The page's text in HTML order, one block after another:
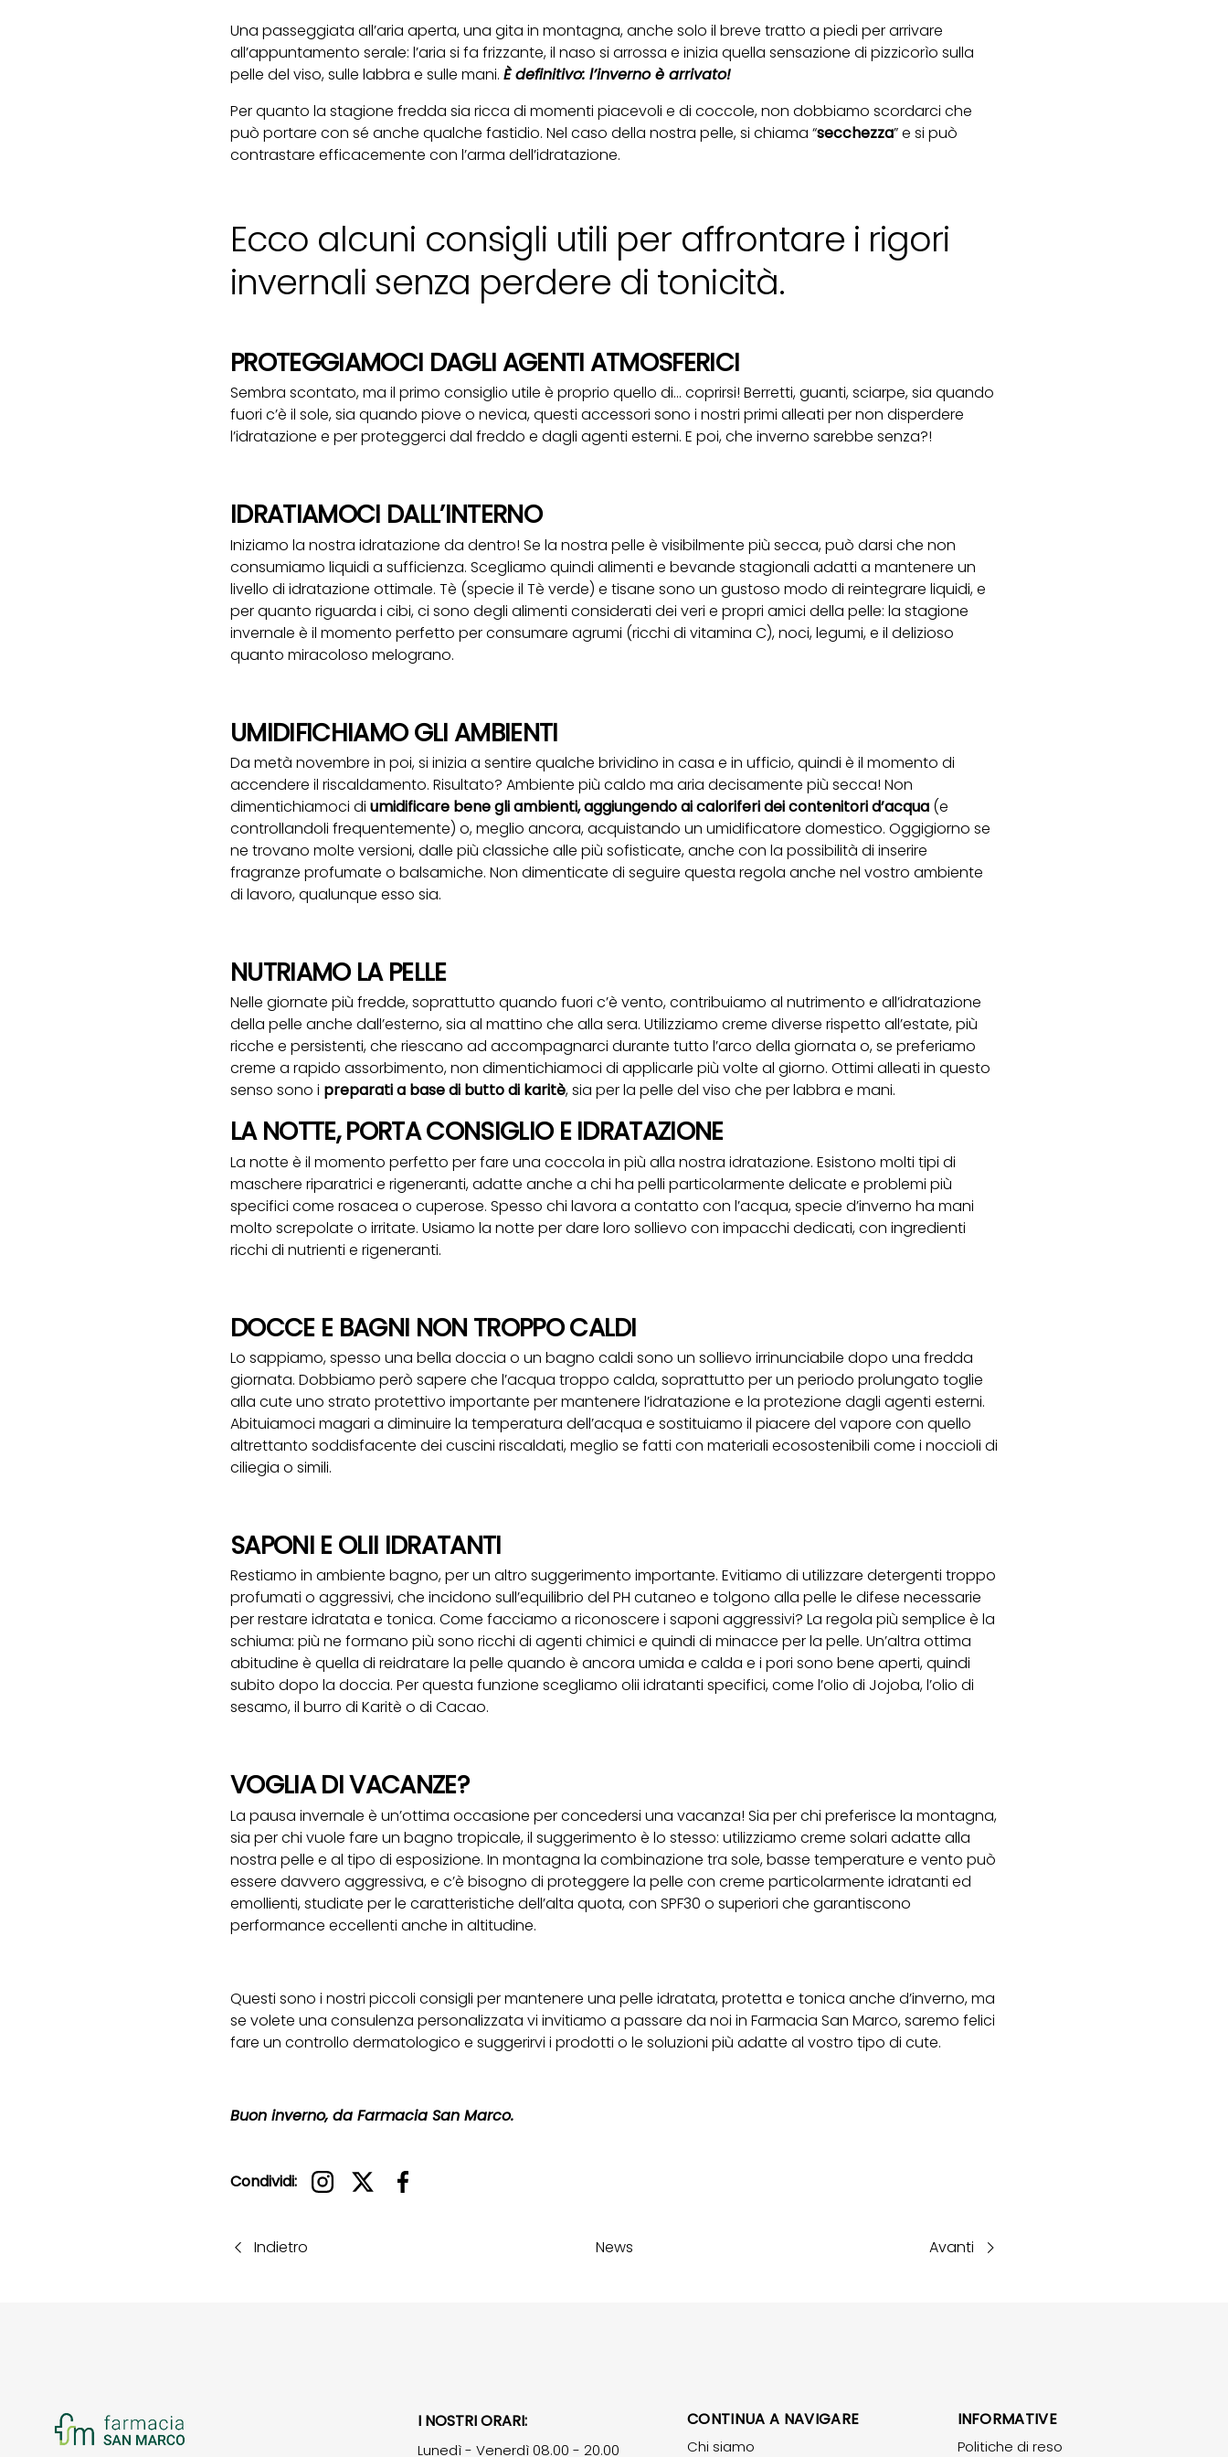
Una passeggiata all’aria aperta, una gita in montagna, anche solo il breve tratto a piedi per arrivare
all’appuntamento serale: l’aria si fa frizzante, il naso si arrossa e inizia quella sensazione di pizzicorìo sulla
pelle del viso, sulle labbra e sulle mani. È definitivo: l’inverno è arrivato!
Per quanto la stagione fredda sia ricca di momenti piacevoli e di coccole, non dobbiamo scordarci che
può portare con sé anche qualche fastidio. Nel caso della nostra pelle, si chiama “secchezza” e si può
contrastare efficacemente con l’arma dell’idratazione.
Ecco alcuni consigli utili per affrontare i rigori
invernali senza perdere di tonicità.
PROTEGGIAMOCI DAGLI AGENTI ATMOSFERICI
Sembra scontato, ma il primo consiglio utile è proprio quello di… coprirsi! Berretti, guanti, sciarpe, sia quando
fuori c’è il sole, sia quando piove o nevica, questi accessori sono i nostri primi alleati per non disperdere
l’idratazione e per proteggerci dal freddo e dagli agenti esterni. E poi, che inverno sarebbe senza?!
IDRATIAMOCI DALL’INTERNO
Iniziamo la nostra idratazione da dentro! Se la nostra pelle è visibilmente più secca, può darsi che non
consumiamo liquidi a sufficienza. Scegliamo quindi alimenti e bevande stagionali adatti a mantenere un
livello di idratazione ottimale. Tè (specie il Tè verde) e tisane sono un gustoso modo di reintegrare liquidi, e
per quanto riguarda i cibi, ci sono degli alimenti considerati dei veri e propri amici della pelle: la stagione
invernale è il momento perfetto per consumare agrumi (ricchi di vitamina C), noci, legumi, e il delizioso
quanto miracoloso melograno.
UMIDIFICHIAMO GLI AMBIENTI
Da metà novembre in poi, si inizia a sentire qualche brividino in casa e in ufficio, quindi è il momento di
accendere il riscaldamento. Risultato? Ambiente più caldo ma aria decisamente più secca! Non
dimentichiamoci di umidificare bene gli ambienti, aggiungendo ai caloriferi dei contenitori d’acqua (e
controllandoli frequentemente) o, meglio ancora, acquistando un umidificatore domestico. Oggigiorno se
ne trovano molte versioni, dalle più classiche alle più sofisticate, anche con la possibilità di inserire
fragranze profumate o balsamiche. Non dimenticate di seguire questa regola anche nel vostro ambiente
di lavoro, qualunque esso sia.
NUTRIAMO LA PELLE
Nelle giornate più fredde, soprattutto quando fuori c’è vento, contribuiamo al nutrimento e all’idratazione
della pelle anche dall’esterno, sia al mattino che alla sera. Utilizziamo creme diverse rispetto all’estate, più
ricche e persistenti, che riescano ad accompagnarci durante tutto l’arco della giornata o, se preferiamo
creme a rapido assorbimento, non dimentichiamoci di applicarle più volte al giorno. Ottimi alleati in questo
senso sono i preparati a base di butto di karitè, sia per la pelle del viso che per labbra e mani.
LA NOTTE, PORTA CONSIGLIO E IDRATAZIONE
La notte è il momento perfetto per fare una coccola in più alla nostra idratazione. Esistono molti tipi di
maschere riparatrici e rigeneranti, adatte anche a chi ha pelli particolarmente delicate e problemi più
specifici come rosacea o cuperose. Spesso chi lavora a contatto con l’acqua, specie d’inverno ha mani
molto screpolate o irritate. Usiamo la notte per dare loro sollievo con impacchi dedicati, con ingredienti
ricchi di nutrienti e rigeneranti.
DOCCE E BAGNI NON TROPPO CALDI
Lo sappiamo, spesso una bella doccia o un bagno caldi sono un sollievo irrinunciabile dopo una fredda
giornata. Dobbiamo però sapere che l’acqua troppo calda, soprattutto per un periodo prolungato toglie
alla cute uno strato protettivo importante per mantenere l’idratazione e la protezione dagli agenti esterni.
Abituiamoci magari a diminuire la temperatura dell’acqua e sostituiamo il piacere del vapore con quello
altrettanto soddisfacente dei cuscini riscaldati, meglio se fatti con materiali ecosostenibili come i noccioli di
ciliegia o simili.
SAPONI E OLII IDRATANTI
Restiamo in ambiente bagno, per un altro suggerimento importante. Evitiamo di utilizzare detergenti troppo
profumati o aggressivi, che incidono sull’equilibrio del PH cutaneo e tolgono alla pelle le difese necessarie
per restare idratata e tonica. Come facciamo a riconoscere i saponi aggressivi? La regola più semplice è la
schiuma: più ne formano più sono ricchi di agenti chimici e quindi di minacce per la pelle. Un’altra ottima
abitudine è quella di reidratare la pelle quando è ancora umida e calda e i pori sono bene aperti, quindi
subito dopo la doccia. Per questa funzione scegliamo olii idratanti specifici, come l’olio di Jojoba, l’olio di
sesamo, il burro di Karitè o di Cacao.
VOGLIA DI VACANZE?
La pausa invernale è un’ottima occasione per concedersi una vacanza! Sia per chi preferisce la montagna,
sia per chi vuole fare un bagno tropicale, il suggerimento è lo stesso: utilizziamo creme solari adatte alla
nostra pelle e al tipo di esposizione. In montagna la combinazione tra sole, basse temperature e vento può
essere davvero aggressiva, e c’è bisogno di proteggere la pelle con creme particolarmente idratanti ed
emollienti, studiate per le caratteristiche dell’alta quota, con SPF30 o superiori che garantiscono
performance eccellenti anche in altitudine.
Questi sono i nostri piccoli consigli per mantenere una pelle idratata, protetta e tonica anche d’inverno, ma
se volete una consulenza personalizzata vi invitiamo a passare da noi in Farmacia San Marco, saremo felici
fare un controllo dermatologico e suggerirvi i prodotti o le soluzioni più adatte al vostro tipo di cute.
Buon inverno, da Farmacia San Marco.
Condividi:
Indietro News Avanti
I NOSTRI ORARI:
Lunedì - Venerdì 08.00 - 20.00
CONTINUA A NAVIGARE
Chi siamo
INFORMATIVE
Politiche di reso